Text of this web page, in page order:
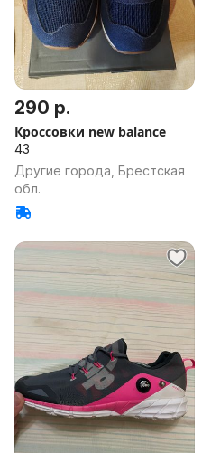
290 р.
Кроссовки new balance
43
Другие города, Брестская
обл.